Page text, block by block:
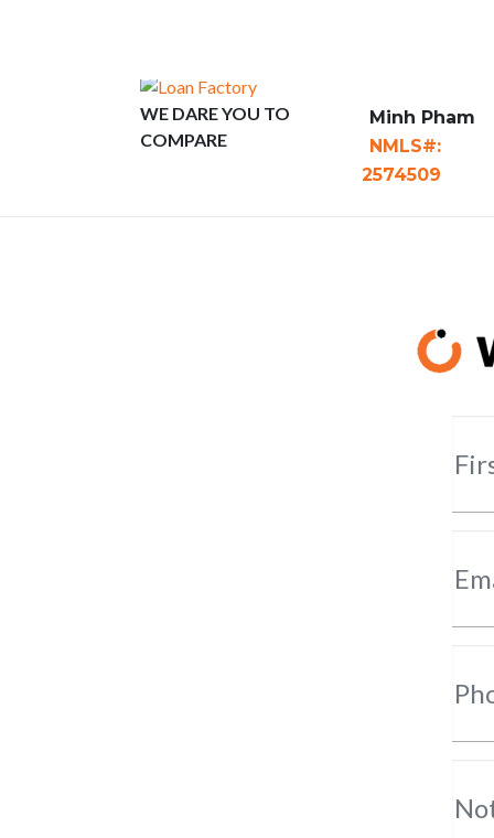
WE DARE YOU TO
COMPARE
Minh Pham
NMLS#:
2574509